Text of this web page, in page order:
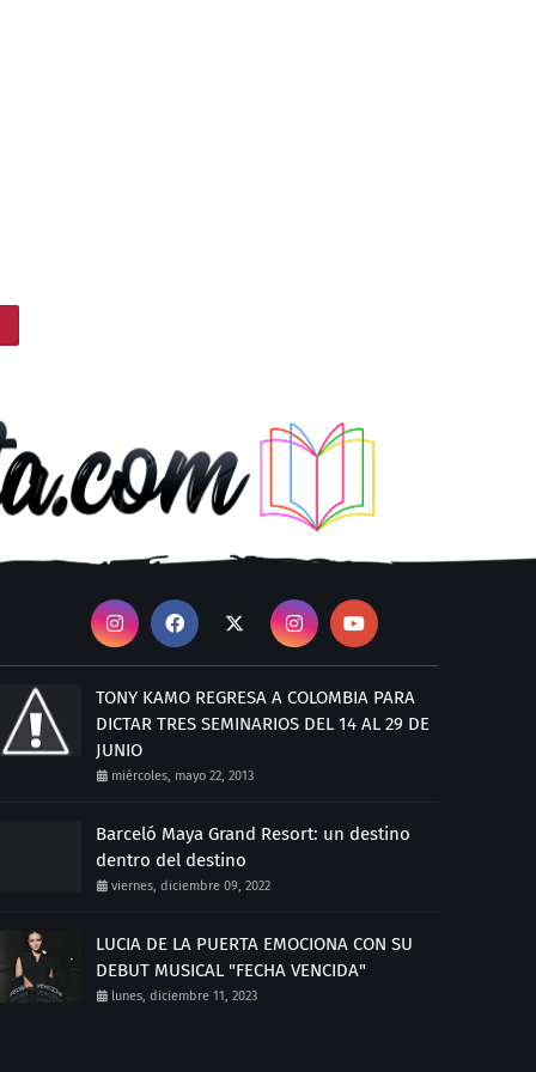
TONY KAMO REGRESA A COLOMBIA PARA
DICTAR TRES SEMINARIOS DEL 14 AL 29 DE
JUNIO
miércoles, mayo 22, 2013
Barceló Maya Grand Resort: un destino
dentro del destino
viernes, diciembre 09, 2022
LUCIA DE LA PUERTA EMOCIONA CON SU
DEBUT MUSICAL "FECHA VENCIDA"
lunes, diciembre 11, 2023